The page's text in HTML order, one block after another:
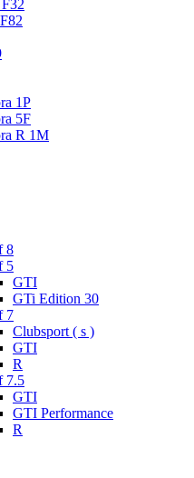
1P
5F
R 1M
8
5
GTI
GTi Edition 30
7
Clubsport ( s )
GTI
R
7.5
GTI
GTI Performance
R